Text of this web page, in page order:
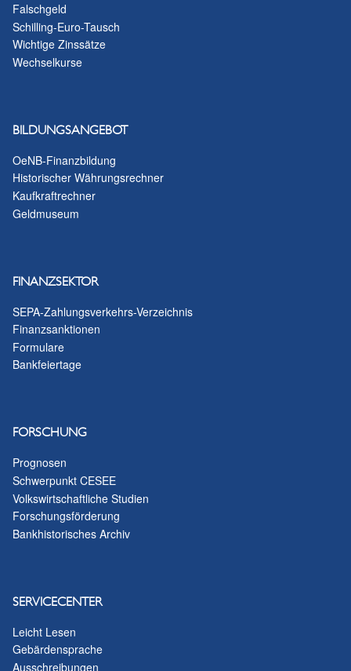
Falschgeld
Schilling-Euro-Tausch
Wichtige Zinssätze
Wechselkurse
BILDUNGSANGEBOT
OeNB-Finanzbildung
Historischer Währungsrechner
Kaufkraftrechner
Geldmuseum
FINANZSEKTOR
SEPA-Zahlungsverkehrs-Verzeichnis
Finanzsanktionen
Formulare
Bankfeiertage
FORSCHUNG
Prognosen
Schwerpunkt CESEE
Volkswirtschaftliche Studien
Forschungsförderung
Bankhistorisches Archiv
SERVICECENTER
Leicht Lesen
Gebärdensprache
Ausschreibungen